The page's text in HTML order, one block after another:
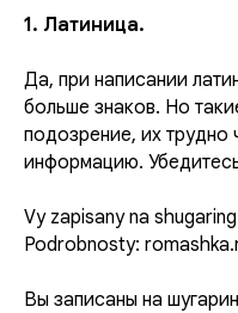
1. Латиница.
Да, при написании
больше знаков. Но
подозрение, их трудно
информацию.
Vy zapisany na
Podrobnosty:
Вы записаны на